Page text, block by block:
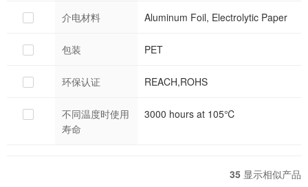
介电材料 Aluminum Foil, Electrolytic Paper
包装 PET
环保认证 REACH,ROHS
不同温度时使用
寿命
3000 hours at 105℃
35 显示相似产品